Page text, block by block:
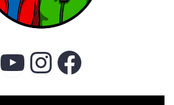
YouTube
Instagram